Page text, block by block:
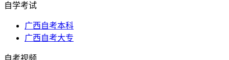
自学考试
广西自考本科
广西自考大专
自考视频